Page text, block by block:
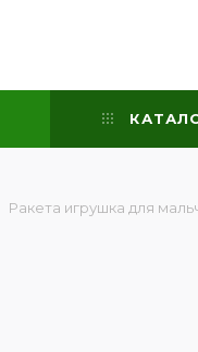
Ракета игрушка для